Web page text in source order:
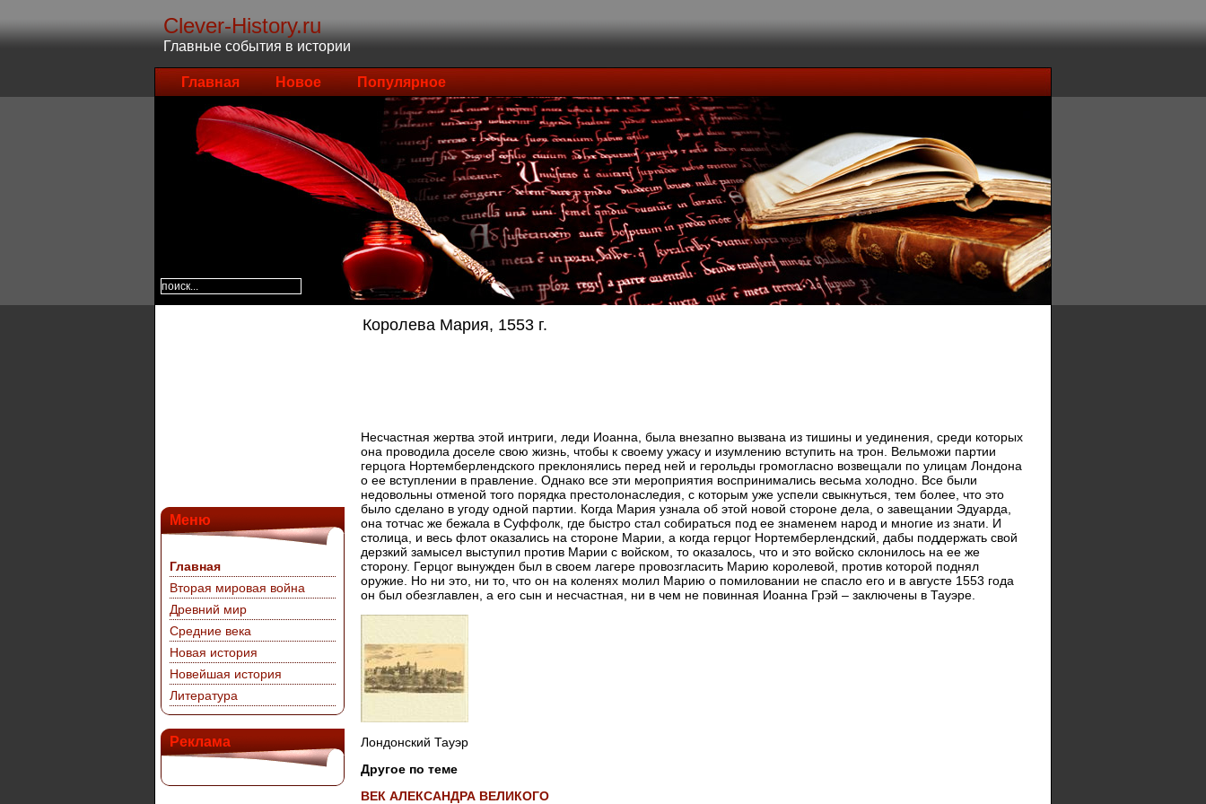
Clever-History.ru
Главные события в истории
Главная Новое Популярное
Меню
Главная
Вторая мировая война
Древний мир
Средние века
Новая история
Новейшая история
Литература
Реклама
Королева Мария, 1553 г.
Несчастная жертва этой интриги, леди Иоанна, была внезапно вызвана из тишины и уединения, среди которых
она проводила доселе свою жизнь, чтобы к своему ужасу и изумлению вступить на трон. Вельможи партии
герцога Нортемберлендского преклонялись перед ней и герольды громогласно возвещали по улицам Лондона
о ее вступлении в правление. Однако все эти мероприятия воспринимались весьма холодно. Все были
недовольны отменой того порядка престолонаследия, с которым уже успели свыкнуться, тем более, что это
было сделано в угоду одной партии. Когда Мария узнала об этой новой стороне дела, о завещании Эдуарда,
она тотчас же бежала в Суффолк, где быстро стал собираться под ее знаменем народ и многие из знати. И
столица, и весь флот оказались на стороне Марии, а когда герцог Нортемберлендский, дабы поддержать свой
дерзкий замысел выступил против Марии с войском, то оказалось, что и это войско склонилось на ее же
сторону. Герцог вынужден был в своем лагере провозгласить Марию королевой, против которой поднял
оружие. Но ни это, ни то, что он на коленях молил Марию о помиловании не спасло его и в августе 1553 года
он был обезглавлен, а его сын и несчастная, ни в чем не повинная Иоанна Грэй – заключены в Тауэре.
Лондонский Тауэр
Другое по теме
ВЕК АЛЕКСАНДРА ВЕЛИКОГО